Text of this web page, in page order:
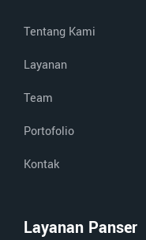
Tentang Kami
Layanan
Team
Portofolio
Kontak
Layanan Panser